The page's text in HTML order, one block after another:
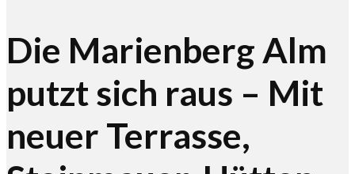
Die Marienberg Alm
putzt sich raus – Mit
neuer Terrasse,